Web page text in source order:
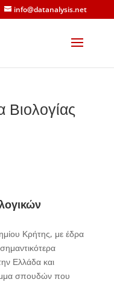
info@datanalysis.net
Κρήτης, με έδρα
Ελλάδα και
σπουδών που